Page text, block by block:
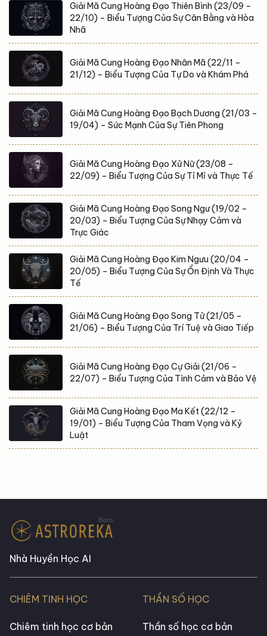
Giải Mã Cung Hoàng Đạo Thiên Bình (23/09 –
22/10) – Biểu Tượng Của Sự Cân Bằng và Hòa
Nhã
Giải Mã Cung Hoàng Đạo Nhân Mã (22/11 –
21/12) – Biểu Tượng Của Tự Do và Khám Phá
Giải Mã Cung Hoàng Đạo Bạch Dương (21/03 –
19/04) – Sức Mạnh Của Sự Tiên Phong
Giải Mã Cung Hoàng Đạo Xử Nữ (23/08 –
22/09) – Biểu Tượng Của Sự Tỉ Mỉ và Thực Tế
Giải Mã Cung Hoàng Đạo Song Ngư (19/02 –
20/03) – Biểu Tượng Của Sự Nhạy Cảm và
Trực Giác
Giải Mã Cung Hoàng Đạo Kim Ngưu (20/04 –
20/05) – Biểu Tượng Của Sự Ổn Định Và Thực
Tế
Giải Mã Cung Hoàng Đạo Song Tử (21/05 –
21/06) – Biểu Tượng Của Trí Tuệ và Giao Tiếp
Giải Mã Cung Hoàng Đạo Cự Giải (21/06 –
22/07) – Biểu Tượng Của Tình Cảm và Bảo Vệ
Giải Mã Cung Hoàng Đạo Ma Kết (22/12 –
19/01) – Biểu Tượng Của Tham Vọng và Kỷ
Luật
Nhà Huyền Học AI
CHIÊM TINH HỌC
Chiêm tinh học cơ bản
THẦN SỐ HỌC
Thần số học cơ bản